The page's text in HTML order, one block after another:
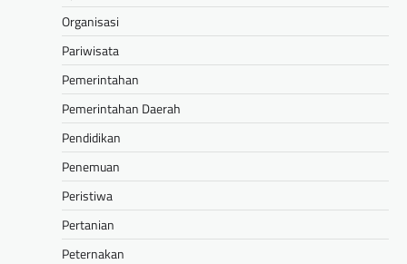
Organisasi
Pariwisata
Pemerintahan
Pemerintahan Daerah
Pendidikan
Penemuan
Peristiwa
Pertanian
Peternakan